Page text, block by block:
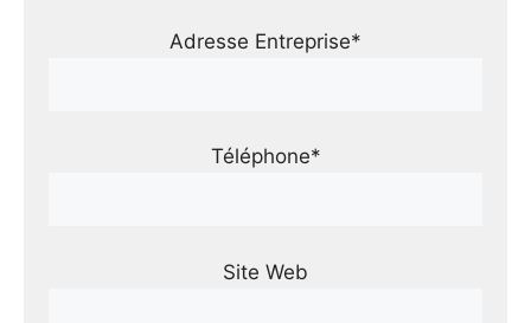
Adresse Entreprise*
Téléphone*
Site Web